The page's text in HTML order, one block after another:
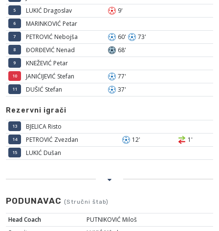
5 LUKIĆ Dragoslav 9'
6 MARINKOVIĆ Petar
7 PETROVIĆ Nebojša 60' 73'
8 ĐORĐEVIĆ Nenad 68'
9 KNEŽEVIĆ Petar
10 JANIĆIJEVIĆ Stefan 77'
11 DUŠIĆ Stefan 37'
Rezervni igrači
13 BJELICA Risto
14 PETROVIĆ Zvezdan 12' 1'
15 LUKIĆ Dušan
PODUNAVAC (Stručni štab)
Head Coach
PUTNIKOVIĆ Miloš